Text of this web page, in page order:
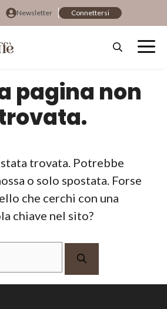
Newsletter Connettersi
pagina non
stata trovata. Potrebbe
o solo spostata. Forse
che cerchi con una
chiave nel sito?